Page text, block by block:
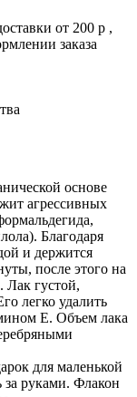
от 200 р ,
заказа
основе
агрессивных
Благодаря
и держится
после этого на
Лак густой,
легко удалить
Е. Объем лака
для маленькой
руками. Флакон